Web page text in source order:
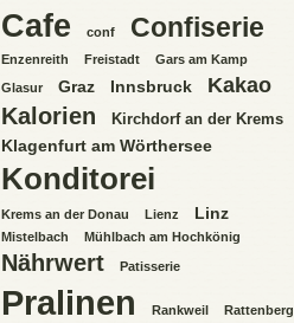
Cafe conf Confiserie
Enzenreith Freistadt
Gars am Kamp
Glasur
Graz Innsbruck Kakao
Kalorien Kirchdorf an der Krems
Klagenfurt am Wörthersee
Konditorei
Krems an der Donau Lienz Linz
Mistelbach Mühlbach am Hochkönig
Nährwert Patisserie
Pralinen Rankweil Rattenberg